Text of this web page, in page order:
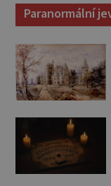
Paranormální